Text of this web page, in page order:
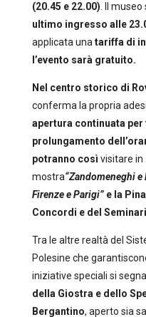
(20.45 e 22.00) . Il
ultimo ingresso alle
applicata una tariffa di
l’evento sarà gratuito.
Nel centro storico di
conferma la propria
apertura continuata
prolungamento
potranno così visitare
mostra“Zandomeneghi
Firenze e Parigi” e la
Concordi e del
Tra le altre realtà del
Polesine che
iniziative speciali si
della Giostra e dello
Bergantino, aperto sia